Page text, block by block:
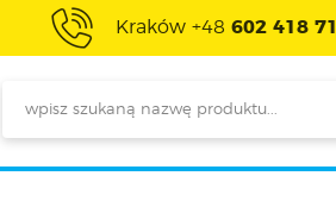
Kraków +48 602 418